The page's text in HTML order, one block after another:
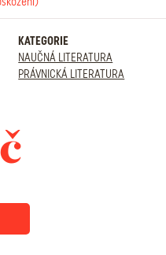
KATEGORIE
NAUČNÁ LITERATURA
PRÁVNICKÁ LITERATURA